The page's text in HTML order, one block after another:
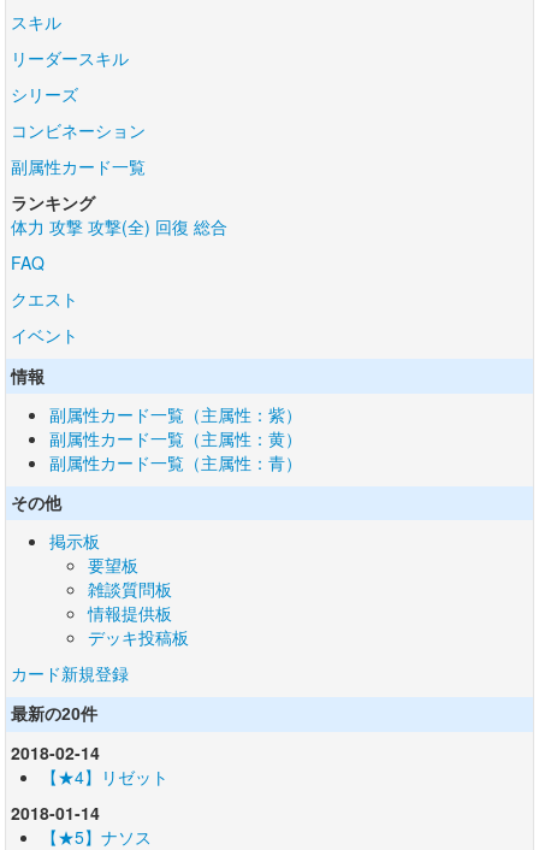
スキル
リーダースキル
シリーズ
コンビネーション
副属性カード一覧
ランキング
体力 攻撃 攻撃(全) 回復 総合
FAQ
クエスト
イベント
情報
副属性カード一覧（主属性：紫）
副属性カード一覧（主属性：黄）
副属性カード一覧（主属性：青）
その他
掲示板
要望板
雑談質問板
情報提供板
デッキ投稿板
カード新規登録
最新の20件
2018-02-14
【★4】リゼット
2018-01-14
【★5】ナソス